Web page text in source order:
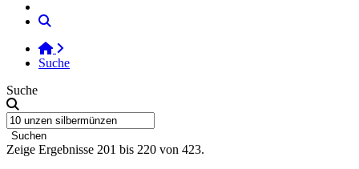
Suche
Suche
Suchen
Zeige Ergebnisse 201 bis 220 von 423.